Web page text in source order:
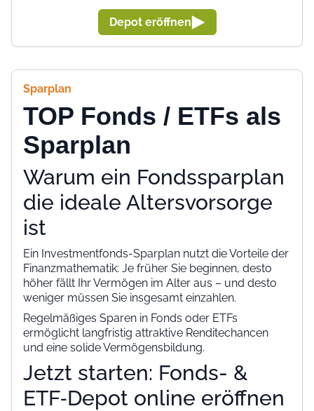
Depot eröffnen
Sparplan
TOP Fonds / ETFs als
Sparplan
Warum ein Fondssparplan
die ideale Altersvorsorge
ist
Ein Investmentfonds-Sparplan nutzt die Vorteile der
Finanzmathematik: Je früher Sie beginnen, desto
höher fällt Ihr Vermögen im Alter aus – und desto
weniger müssen Sie insgesamt einzahlen.
Regelmäßiges Sparen in Fonds oder ETFs
ermöglicht langfristig attraktive Renditechancen
und eine solide Vermögensbildung.
Jetzt starten: Fonds- &
ETF‑Depot online eröffnen